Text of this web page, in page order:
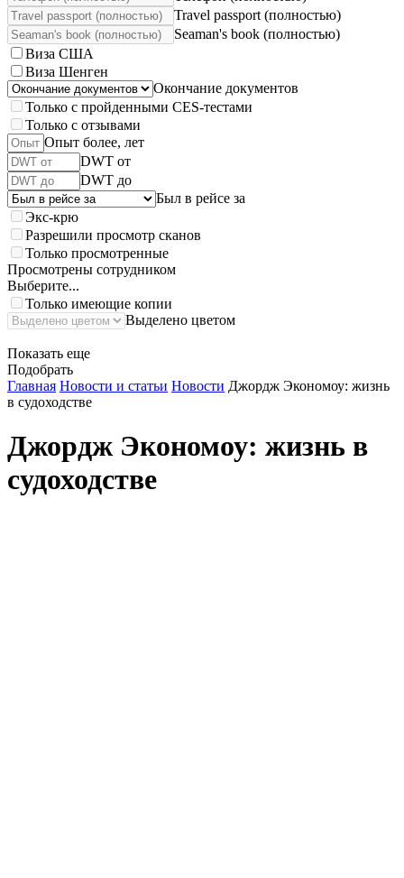
Travel passport (полностью)
Seaman's book (полностью)
Виза США
Виза Шенген
Окончание документов
Только с пройденными CES-тестами
Только с отзывами
Опыт более, лет
DWT от
DWT до
Был в рейсе за
Экс-крю
Разрешили просмотр сканов
Только просмотренные
Просмотрены сотрудником
Выберите...
Только имеющие копии
Выделено цветом
Показать еще
Подобрать
Главная Новости и статьи Новости Джордж Экономоу: жизнь
в судоходстве
Джордж Экономоу: жизнь в
судоходстве